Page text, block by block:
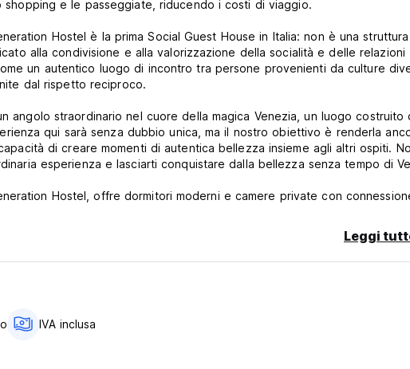
e le passeggiate, riducendo i costi di viaggio.
Hostel è la prima Social Guest House in Italia: non è una struttura
alla condivisione e alla valorizzazione della socialità e delle relazioni
un autentico luogo di incontro tra persone provenienti da culture
dal rispetto reciproco.
angolo straordinario nel cuore della magica Venezia, un luogo costruito
qui sarà senza dubbio unica, ma il nostro obiettivo è renderla
di creare momenti di autentica bellezza insieme agli altri ospiti.
esperienza e lasciarti conquistare dalla bellezza senza tempo di
Hostel, offre dormitori moderni e camere private con
zona pranzo e una cucina comune completamente attrezzata.
consigli.
Leggi
IVA inclusa